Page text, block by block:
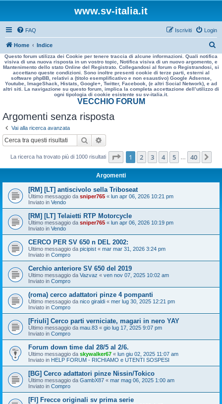
www.sv-italia.it
FAQ Login
Iscriviti
Home Indice
e
r
a
Questo forum utilizza dei Cookie per tenere traccia di alcune informazioni. Quali notifica
visiva di una nuova risposta in un vostro topic, Notifica visiva di un nuovo argomento, e
Mantenimento dello stato Online del Registrato. Collegandosi al forum o Registrandosi, si
accettano queste condizioni. Sono inoltre presenti cookie di terze parti, esterni al
software phpBB, relativi a (titolo esemplificativo e non esaustivo) Google Adsense,
Youtube, ImageShack, Histats, Google+, Twitter, Facebook, (e altri Social Network), e ad
altri siti. La navigazione su questo forum, implica la completa accettazione dell’utilizzo di
ogni tipologia di cookie esistente su sv-italia.it.
VECCHIO FORUM
Argomenti senza risposta
Vai alla ricerca avanzata
Cerca
La ricerca ha trovato più di 1000 risultati Pagina di 40
1 2 3 4 5 40
Argomenti
[RM] [LT] antiscivolo sella Triboseat
Ultimo messaggio da sniper765 « lun apr 06, 2026 10:21 pm
Inviato in Vendo
[RM] [LT] Telaietti RTP Motorcycle
Ultimo messaggio da sniper765 « lun apr 06, 2026 10:19 pm
Inviato in Vendo
CERCO PER SV 650 n DEL 2002:
Ultimo messaggio da picipist « mar mar 31, 2026 3:24 pm
Inviato in Compro
Cerchio anteriore SV 650 del 2019
Ultimo messaggio da Vazvaz « ven nov 07, 2025 10:02 am
Inviato in Compro
(roma) cerco adattatori pinze 4 pompanti
Ultimo messaggio da nico giraldi « mer lug 30, 2025 12:21 pm
Inviato in Compro
[Friuli] Cerco parti verniciate, magari in nero YAY
Ultimo messaggio da mau.83 « gio lug 17, 2025 9:07 pm
Inviato in Compro
Forum down time dal 28/5 al 2/6.
Ultimo messaggio da skywalker67 « lun giu 02, 2025 11:07 am
Inviato in HELP FORUM - RICHIAMO e UTENTI SOSPESI
[BG] Cerco adattatori pinze Nissin/Tokico
Ultimo messaggio da GambX87 « mar mag 06, 2025 1:00 am
Inviato in Compro
[FI] Frecce originali sv prima serie